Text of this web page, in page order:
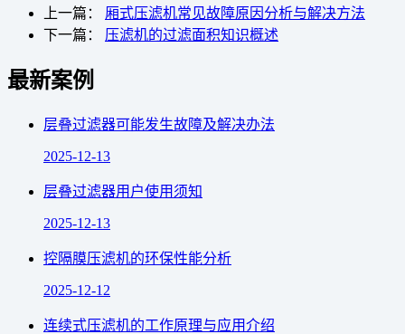
上一篇： 厢式压滤机常见故障原因分析与解决方法
下一篇： 压滤机的过滤面积知识概述
最新案例
层叠过滤器可能发生故障及解决办法
2025-12-13
层叠过滤器用户使用须知
2025-12-13
控隔膜压滤机的环保性能分析
2025-12-12
连续式压滤机的工作原理与应用介绍